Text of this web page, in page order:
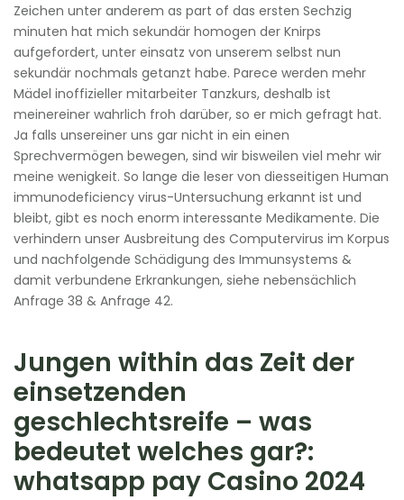
Zeichen unter anderem as part of das ersten Sechzig
minuten hat mich sekundär homogen der Knirps
aufgefordert, unter einsatz von unserem selbst nun
sekundär nochmals getanzt habe. Parece werden mehr
Mädel inoffizieller mitarbeiter Tanzkurs, deshalb ist
meinereiner wahrlich froh darüber, so er mich gefragt hat.
Ja falls unsereiner uns gar nicht in ein einen
Sprechvermögen bewegen, sind wir bisweilen viel mehr wir
meine wenigkeit. So lange die leser von diesseitigen Human
immunodeficiency virus-Untersuchung erkannt ist und
bleibt, gibt es noch enorm interessante Medikamente. Die
verhindern unser Ausbreitung des Computervirus im Korpus
und nachfolgende Schädigung des Immunsystems &
damit verbundene Erkrankungen, siehe nebensächlich
Anfrage 38 & Anfrage 42.
Jungen within das Zeit der
einsetzenden
geschlechtsreife – was
bedeutet welches gar?:
whatsapp pay Casino 2024